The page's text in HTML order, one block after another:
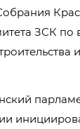
ЗСК по